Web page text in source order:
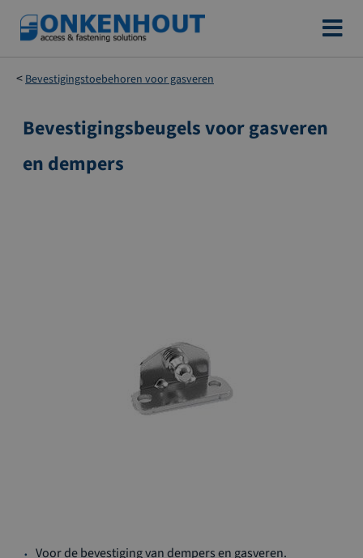
Ga
naar
de
inhoud
Bevestigingstoebehoren voor gasveren
Ga
het
Bevestigingsbeugels voor gasveren
en dempers
Voor de bevestiging van dempers en gasveren.